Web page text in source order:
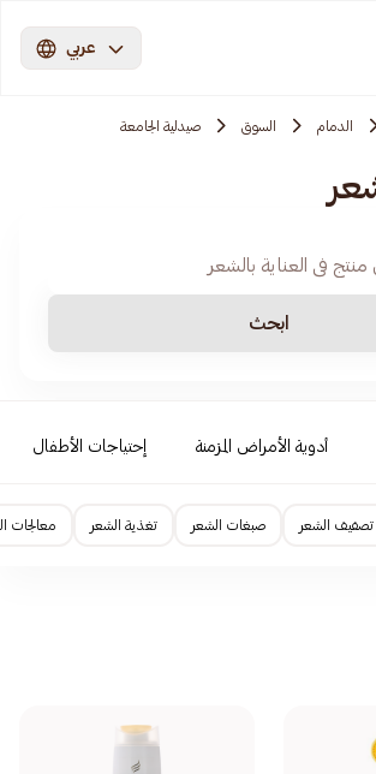
عربي
الدمام السوق صيدلية الجامعة
ابحث
أدوية الأمراض المزمنة إحتياجات الأطفال
تصفيف الشعر صبغات الشعر تغذية الشعر معالجات